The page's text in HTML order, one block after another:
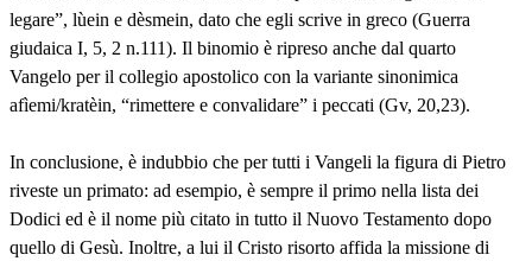
legare”, lùein e dèsmein, dato che egli scrive in greco (Guerra
giudaica I, 5, 2 n.111). Il binomio è ripreso anche dal quarto
Vangelo per il collegio apostolico con la variante sinonimica
afìemi/kratèin, “rimettere e convalidare” i peccati (Gv, 20,23).
In conclusione, è indubbio che per tutti i Vangeli la figura di Pietro
riveste un primato: ad esempio, è sempre il primo nella lista dei
Dodici ed è il nome più citato in tutto il Nuovo Testamento dopo
quello di Gesù. Inoltre, a lui il Cristo risorto affida la missione di